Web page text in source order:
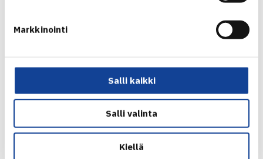
Markkinointi
Salli kaikki
Salli valinta
Kiellä
Jaa:
Seuraava uutinen: Virtaselle ja